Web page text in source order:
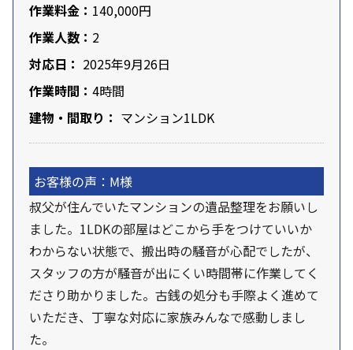
作業料金： 140,000円
作業人数： 2
対応日： 2025年9月26日
作業時間： 4時間
建物・間取り： マンション1LDK
お客様の声：M様
叔父が住んでいたマンションの遺品整理をお願いし
ました。1LDKの部屋はどこから手をつけていいか
わからない状態で、搬出時の騒音が心配でしたが、
スタッフの方が騒音が出にくい時間帯に作業してく
ださり助かりました。古銭の処分も手際よく進めて
いただき、丁寧な対応に家族みんなで感動しまし
た。